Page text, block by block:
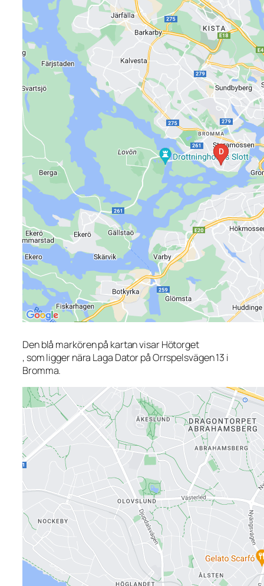
Den blå markören på kartan visar Hötorget
, som ligger nära Laga Dator på Orrspelsvägen 13 i
Bromma.